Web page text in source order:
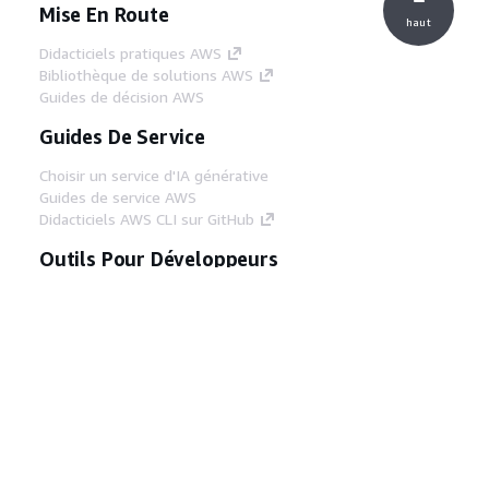
Mise En Route
Didacticiels pratiques AWS
Bibliothèque de solutions AWS
Guides de décision AWS
Guides De Service
Choisir un service d'IA générative
Guides de service AWS
Didacticiels AWS CLI sur GitHub
Outils Pour Développeurs
haut